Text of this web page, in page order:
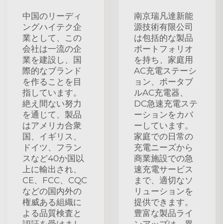
中国のリーディ
ングハイテク企
業として、この
会社は一流の企
業を建設し、国
際的なブランド
を作ることを目
指しています。
絶え間ない努力
を通じて、製品
はアメリカ合衆
国、イギリス、
ドイツ、フラン
スなど40か国以
上に輸出され、
CE、FCC、CQC
などの国内外の
権威ある組織に
よる品質検査と
南京瑞凡達新能
源技術有限公司
は包括的な製品
ポートフォリオ
を持ち、家庭用
AC充電ステーシ
ョン、ポータブ
ルAC充電器、
DC急速充電ステ
ーションをカバ
ーしています。
家庭での日常の
充電ニーズから
商業施設での急
速充電サービス
まで、適切なソ
リューションを
提供できます。
豊富な製品ライ